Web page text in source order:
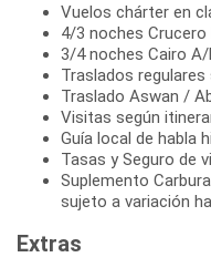
Vuelos chárter en
4/3 noches Crucero
3/4 noches Cairo A/
Traslados
Traslado Aswan /
Visitas según
Guía local de habla
Tasas y Seguro de
Suplemento
sujeto a variación
Extras